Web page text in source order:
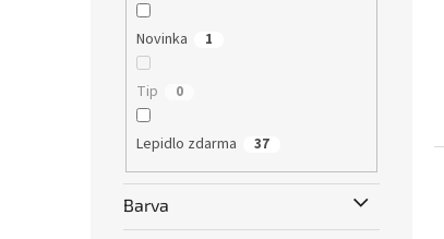
Novinka 1
Tip 0
Lepidlo zdarma 37
Barva